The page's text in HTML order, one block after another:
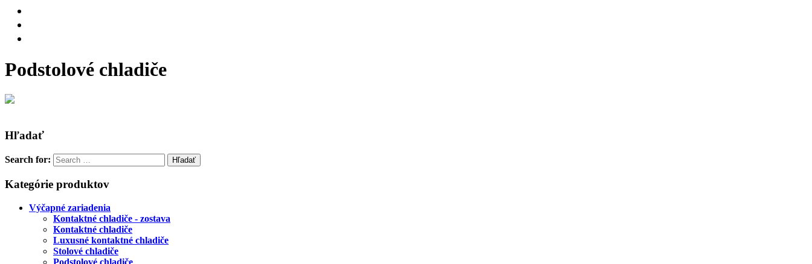
Podstolové chladiče
Hľadať
Search for:
Kategórie produktov
Výčapné zariadenia
Kontaktné chladiče - zostava
Kontaktné chladiče
Luxusné kontaktné chladiče
Stolové chladiče
Podstolové chladiče